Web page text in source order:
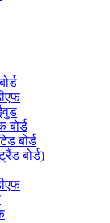
बोर्ड
बोर्ड
बोर्ड)